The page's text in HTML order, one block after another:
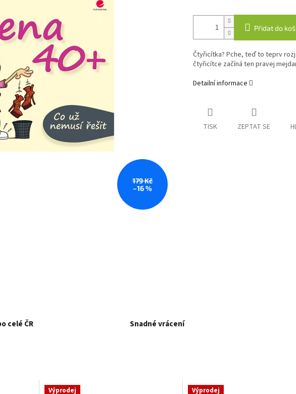
179 Kč
–16 %
Přidat do
Čtyřicítka? Pche, teď to teprv
čtyřicítce začíná ten pravej
Detailní informace
TISK ZEPTAT SE
celé ČR Snadné vrácení
Výprodej Výprodej